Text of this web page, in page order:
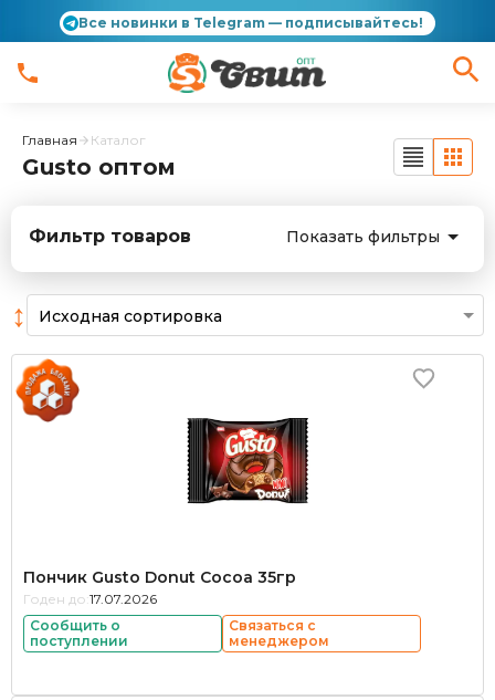
Все новинки в Telegram — подписывайтесь!
Главная Каталог
Gusto оптом
Фильтр товаров Показать фильтры
↕
Пончик Gusto Donut Cocoa 35гр
Годен до: 17.07.2026
Сообщить о
поступлении
Связаться с
менеджером